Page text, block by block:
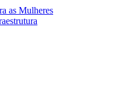
as Mulheres